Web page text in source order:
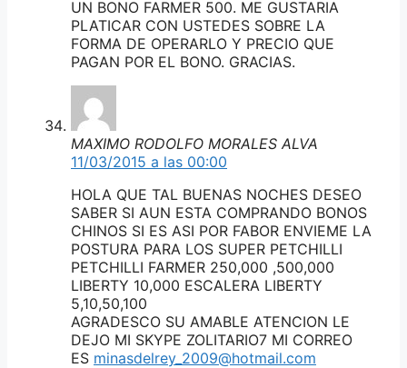
UN BONO FARMER 500. ME GUSTARIA
PLATICAR CON USTEDES SOBRE LA
FORMA DE OPERARLO Y PRECIO QUE
PAGAN POR EL BONO. GRACIAS.
MAXIMO RODOLFO MORALES ALVA
11/03/2015 a las 00:00
HOLA QUE TAL BUENAS NOCHES DESEO
SABER SI AUN ESTA COMPRANDO BONOS
CHINOS SI ES ASI POR FABOR ENVIEME LA
POSTURA PARA LOS SUPER PETCHILLI
PETCHILLI FARMER 250,000 ,500,000
LIBERTY 10,000 ESCALERA LIBERTY
5,10,50,100
AGRADESCO SU AMABLE ATENCION LE
DEJO MI SKYPE ZOLITARIO7 MI CORREO
ES minasdelrey_2009@hotmail.com